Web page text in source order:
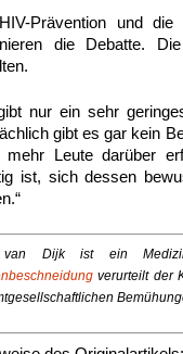
Prävention und
die Debatte.
nur ein sehr
gibt es gar kein
mehr Leute darüber
ist, sich dessen
Dijk ist ein
verurteilt der